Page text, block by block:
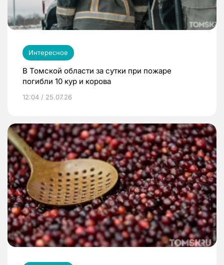
Интересное
В Томской области за сутки при пожаре
погибли 10 кур и корова
12:04 / 25.07.26